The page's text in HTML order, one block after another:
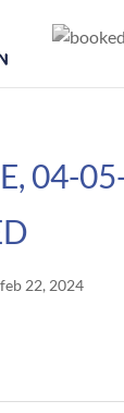
04-
feb 22, 2024